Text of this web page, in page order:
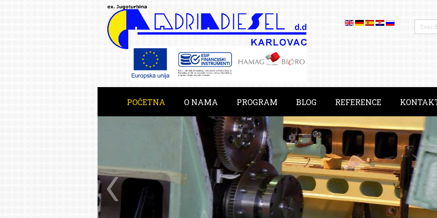
POČETNA O NAMA PROGRAM BLOG REFERENCE
RAZVOJNE USLUGE